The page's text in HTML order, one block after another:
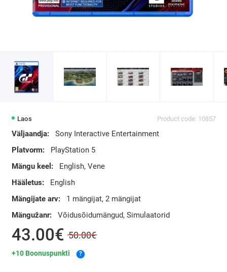
Laos Product code: 10857
Väljaandja:
Sony Interactive Entertainment
Platvorm:
PlayStation 5
Mängu keel:
English, Vene
Hääletus:
English
Mängijate arv:
1 mängijat, 2 mängijat
Mängužanr:
Võidusõidumängud, Simulaatorid
43.00€ 50.00€
+10 Boonuspunkti ?